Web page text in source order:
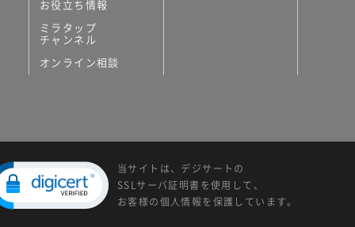
お役立ち情報
ミラタップ
チャンネル
オンライン相談
当サイトは、デジサートの
SSLサーバ証明書を使用して、
お客様の個人情報を保護しています。